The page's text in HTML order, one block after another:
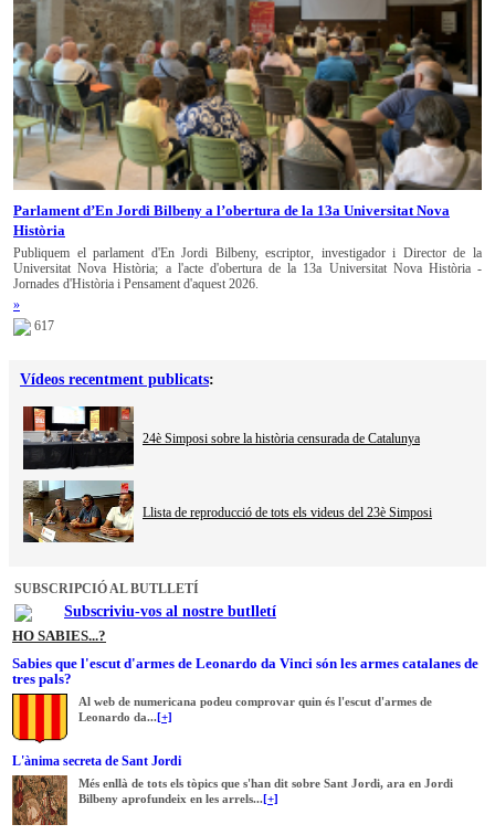
Parlament d’En Jordi Bilbeny a l’obertura de la 13a Universitat Nova
Història
Publiquem el parlament d'En Jordi Bilbeny, escriptor, investigador i Director de la
Universitat Nova Història; a l'acte d'obertura de la 13a Universitat Nova Història -
Jornades d'Història i Pensament d'aquest 2026.
»
617
Vídeos recentment publicats:
24è Simposi sobre la història censurada de Catalunya
Llista de reproducció de tots els videus del 23è Simposi
SUBSCRIPCIÓ AL BUTLLETÍ
Subscriviu-vos al nostre butlletí
HO SABIES...?
Sabies que l'escut d'armes de Leonardo da Vinci són les armes catalanes de
tres pals?
Al web de numericana podeu comprovar quin és l'escut d'armes de
Leonardo da... [+]
L'ànima secreta de Sant Jordi
Més enllà de tots els tòpics que s'han dit sobre Sant Jordi, ara en Jordi
Bilbeny aprofundeix en les arrels... [+]